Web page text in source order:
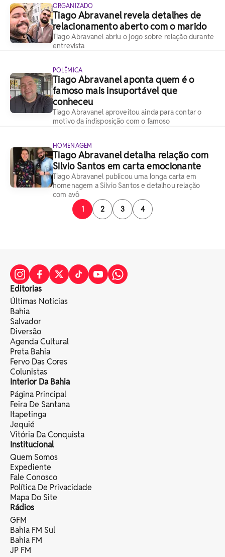
ORGANIZADO
Tiago Abravanel revela detalhes de
relacionamento aberto com o marido
Tiago Abravanel abriu o jogo sobre relação durante
entrevista
POLÊMICA
Tiago Abravanel aponta quem é o
famoso mais insuportável que
conheceu
Tiago Abravanel aproveitou ainda para contar o
motivo da indisposição com o famoso
HOMENAGEM
Tiago Abravanel detalha relação com
Silvio Santos em carta emocionante
Tiago Abravanel publicou uma longa carta em
homenagem a Silvio Santos e detalhou relação
com avô
1
2 3 4
Editorias
Últimas Notícias
Bahia
Salvador
Diversão
Agenda Cultural
Preta Bahia
Fervo Das Cores
Colunistas
Interior Da Bahia
Página Principal
Feira De Santana
Itapetinga
Jequié
Vitória Da Conquista
Institucional
Quem Somos
Expediente
Fale Conosco
Política De Privacidade
Mapa Do Site
Rádios
GFM
Bahia FM Sul
Bahia FM
JP FM